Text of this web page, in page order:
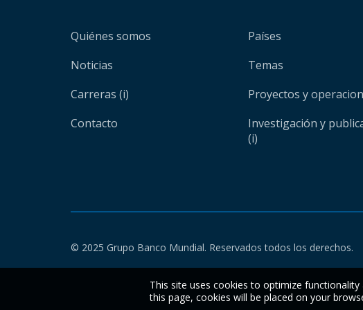
Quiénes somos
Noticias
Carreras (i)
Contacto
Países
Temas
Proyectos y
Investigación y
(i)
© 2025 Grupo Banco Mundial. Reservados todos los derechos.
This site uses cookies to optimize
this page, cookies will be placed on your